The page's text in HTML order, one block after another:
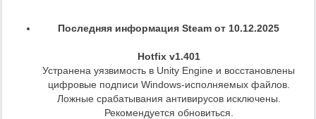
Последняя информация Steam от 10.12.2025
Hotfix v1.401
Устранена уязвимость в Unity Engine и восстановлены
цифровые подписи Windows-исполняемых файлов.
Ложные срабатывания антивирусов исключены.
Рекомендуется обновиться.